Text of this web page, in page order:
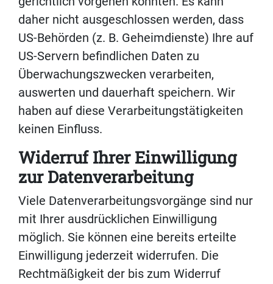
daher nicht ausgeschlossen werden, dass
US-Behörden (z. B. Geheimdienste) Ihre auf
US-Servern befindlichen Daten zu
Überwachungszwecken verarbeiten,
auswerten und dauerhaft speichern. Wir
haben auf diese Verarbeitungstätigkeiten
keinen Einfluss.
Widerruf Ihrer Einwilligung
zur Datenverarbeitung
Viele Datenverarbeitungsvorgänge sind nur
mit Ihrer ausdrücklichen Einwilligung
möglich. Sie können eine bereits erteilte
Einwilligung jederzeit widerrufen. Die
Rechtmäßigkeit der bis zum Widerruf